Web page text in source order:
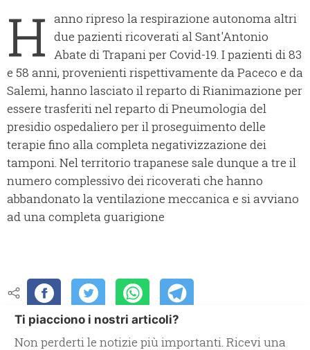
H anno ripreso la respirazione autonoma altri
due pazienti ricoverati al Sant'Antonio
Abate di Trapani per Covid-19. I pazienti di 83
e 58 anni, provenienti rispettivamente da Paceco e da
Salemi, hanno lasciato il reparto di Rianimazione per
essere trasferiti nel reparto di Pneumologia del
presidio ospedaliero per il proseguimento delle
terapie fino alla completa negativizzazione dei
tamponi. Nel territorio trapanese sale dunque a tre il
numero complessivo dei ricoverati che hanno
abbandonato la ventilazione meccanica e si avviano
ad una completa guarigione
Ti piacciono i nostri articoli?
Non perderti le notizie più importanti. Ricevi una